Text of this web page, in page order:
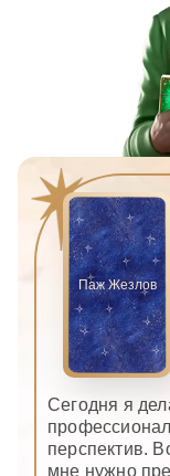
Паж Жезлов
Сегодня я
перспектив.
мне нужно